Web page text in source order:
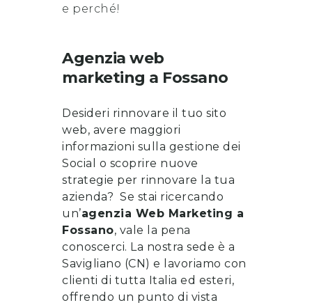
e perché!
Agenzia web
marketing a Fossano
Desideri rinnovare il tuo sito
web, avere maggiori
informazioni sulla gestione dei
Social o scoprire nuove
strategie per rinnovare la tua
azienda? Se stai ricercando
un’agenzia Web Marketing a
Fossano, vale la pena
conoscerci. La nostra sede è a
Savigliano (CN) e lavoriamo con
clienti di tutta Italia ed esteri,
offrendo un punto di vista